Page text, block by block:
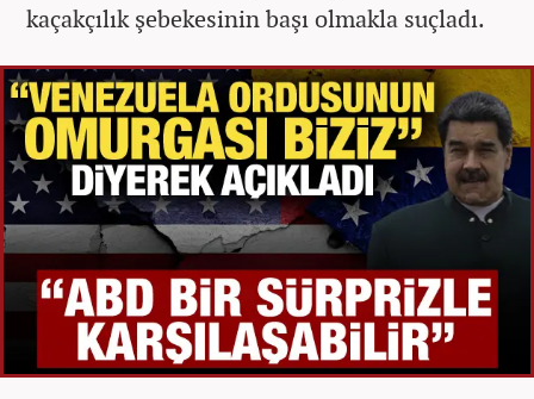
kaçakçılık şebekesinin başı olmakla suçladı.